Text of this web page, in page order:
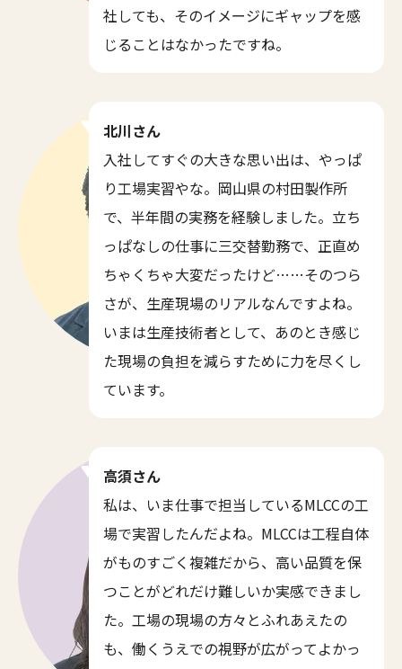
社しても、そのイメージにギャップを感
じることはなかったですね。
北川さん
入社してすぐの大きな思い出は、やっぱ
り工場実習やな。岡山県の村田製作所
で、半年間の実務を経験しました。立ち
っぱなしの仕事に三交替勤務で、正直め
ちゃくちゃ大変だったけど……そのつら
さが、生産現場のリアルなんですよね。
いまは生産技術者として、あのとき感じ
た現場の負担を減らすために力を尽くし
ています。
高須さん
私は、いま仕事で担当しているMLCCの工
場で実習したんだよね。MLCCは工程自体
がものすごく複雑だから、高い品質を保
つことがどれだけ難しいか実感できまし
た。工場の現場の方々とふれあえたの
も、働くうえでの視野が広がってよかっ